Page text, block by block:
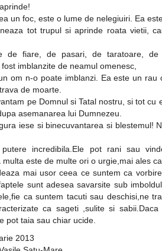
un foc, este o lume de nelegiuiri. Ea
tot trupul si aprinde roata vietii,
de fiare, de pasari, de taratoare,
imblanzite de neamul omenesc,
om n-o poate imblanzi. Ea este un rau
de moarte.
pe Domnul si Tatal nostru, si tot cu
asemanarea lui Dumnezeu.
iese si binecuvantarea si blestemul!
incredibila.Ele pot rani sau
este de multe ori o urgie,mai ales
mai usor ceea ce suntem ca
sunt adesea savarsite sub
ca suntem tacuti sau deschisi,ne
ca sageti ,sulite si
pot taia sau chiar ucide.
2013